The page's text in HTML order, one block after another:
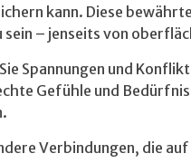
kann. Diese
– jenseits von
Spannungen und
Gefühle und
Verbindungen, die